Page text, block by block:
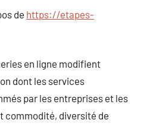
de https://etapes-
en ligne modifient
dont les services
par les entreprises et les
commodité, diversité de